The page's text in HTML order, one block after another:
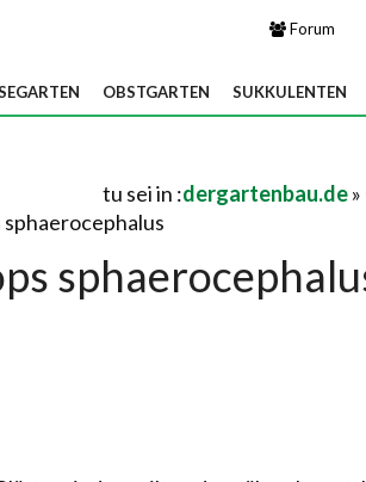
Forum
OBSTGARTEN SUKKULENTEN
tu sei in :dergartenbau.de»